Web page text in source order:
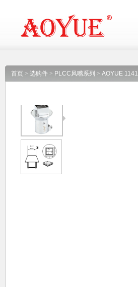
首页 > 选购件 > PLCC风嘴系列 > AOYUE 1141